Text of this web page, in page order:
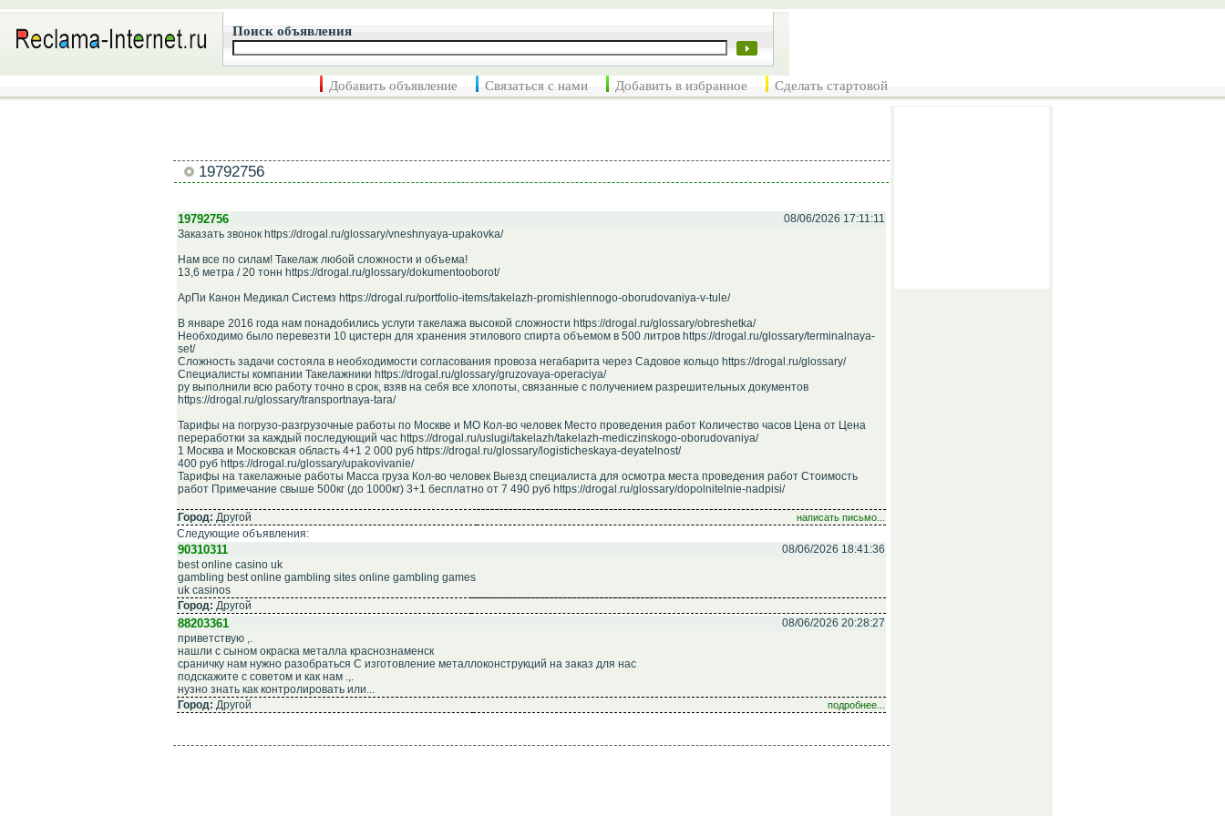
Поиск объявления
Добавить объявление Связаться с нами Добавить в избранное Сделать стартовой
19792756
19792756
08/06/2026 17:11:11
Заказать звонок https://drogal.ru/glossary/vneshnyaya-upakovka/
Нам все по силам! Такелаж любой сложности и объема!
13,6 метра / 20 тонн https://drogal.ru/glossary/dokumentooborot/
АрПи Канон Медикал Системз https://drogal.ru/portfolio-items/takelazh-promishlennogo-oborudovaniya-v-tule/
В январе 2016 года нам понадобились услуги такелажа высокой сложности https://drogal.ru/glossary/obreshetka/
Необходимо было перевезти 10 цистерн для хранения этилового спирта объемом в 500 литров https://drogal.ru/glossary/terminalnaya-
set/
Сложность задачи состояла в необходимости согласования провоза негабарита через Садовое кольцо https://drogal.ru/glossary/
Специалисты компании Такелажники https://drogal.ru/glossary/gruzovaya-operaciya/
ру выполнили всю работу точно в срок, взяв на себя все хлопоты, связанные с получением разрешительных документов
https://drogal.ru/glossary/transportnaya-tara/
Тарифы на погрузо-разгрузочные работы по Москве и МО Кол-во человек Место проведения работ Количество часов Цена от Цена
переработки за каждый последующий час https://drogal.ru/uslugi/takelazh/takelazh-mediczinskogo-oborudovaniya/
1 Москва и Московская область 4+1 2 000 руб https://drogal.ru/glossary/logisticheskaya-deyatelnost/
400 руб https://drogal.ru/glossary/upakovivanie/
Тарифы на такелажные работы Масса груза Кол-во человек Выезд специалиста для осмотра места проведения работ Стоимость
работ Примечание свыше 500кг (до 1000кг) 3+1 бесплатно от 7 490 руб https://drogal.ru/glossary/dopolnitelnie-nadpisi/
Город: Другой написать письмо...
Следующие объявления:
90310311
08/06/2026 18:41:36
best online casino uk
gambling best online gambling sites online gambling games
uk casinos
Город: Другой
88203361
08/06/2026 20:28:27
приветствую ,.
нашли с сыном окраска металла краснознаменск
сраничку нам нужно разобраться C изготовление металлоконструкций на заказ для нас
подскажите c советом и как нам .,.
нузно знать как контролировать или...
Город: Другой подробнее...